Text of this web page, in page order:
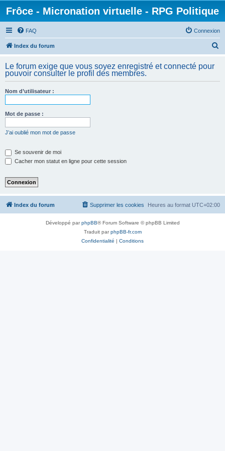
Frôce - Micronation virtuelle - RPG Politique
FAQ Connexion
Index du forum
h
Le forum exige que vous soyez enregistré et connecté pour
pouvoir consulter le profil des membres.
Nom d’utilisateur :
Mot de passe :
J’ai oublié mon mot de passe
Se souvenir de moi
Cacher mon statut en ligne pour cette session
Index du forum Heures au format UTC+02:00
Supprimer les cookies
Développé parphpBB® Forum Software © phpBB Limited
Traduit parphpBB-fr.com
Confidentialité | Conditions